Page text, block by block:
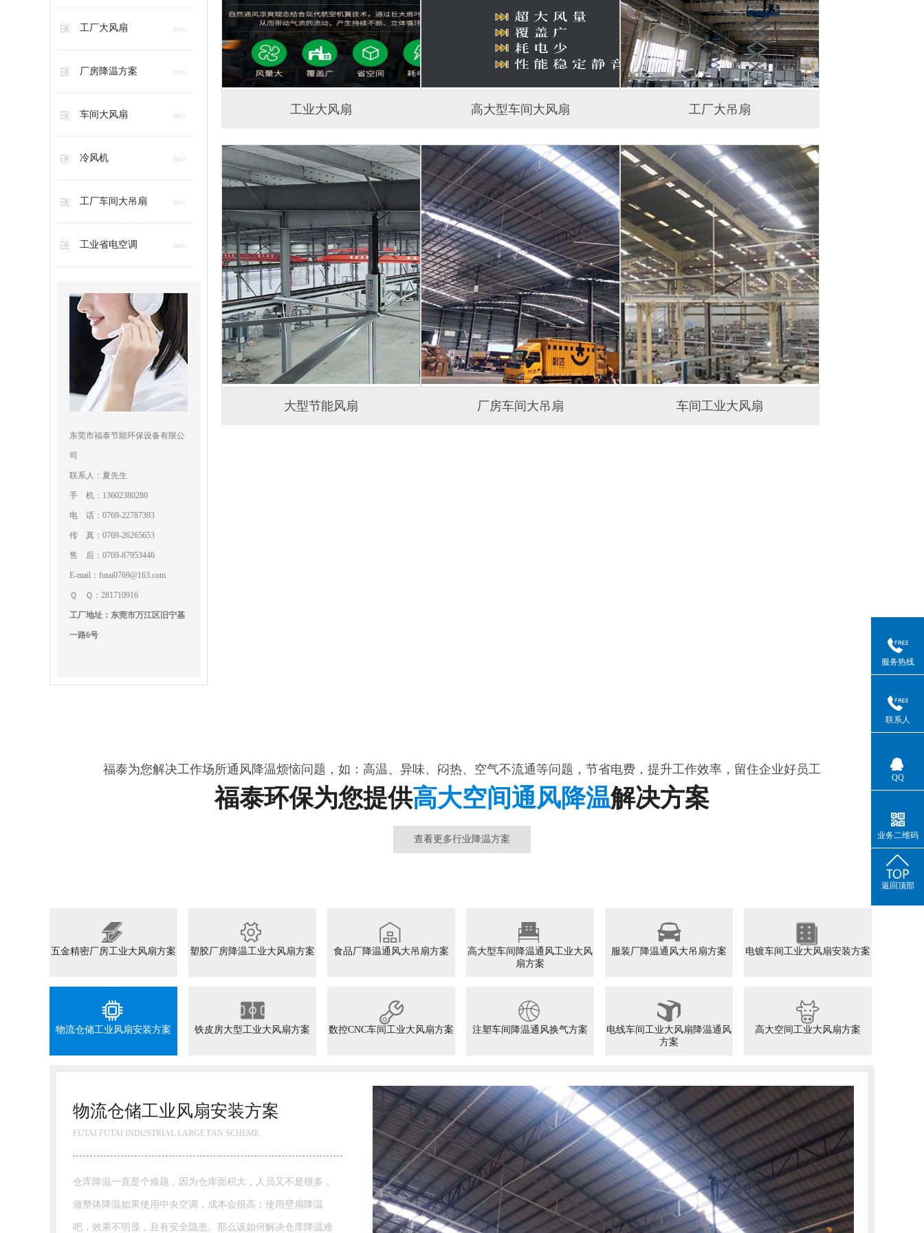
工厂大风扇
厂房降温方案
车间大风扇
冷风机
工厂车间大吊扇
工业省电空调
东莞市福泰节能环保设备有限公
司
联系人：夏先生
手 机：13602380280
电 话：0769-22787393
传 真：0769-26265653
售 后：0769-87953446
E-mail：futai0769@163.com
Ｑ Ｑ：281710916
工厂地址：东莞市万江区旧宁基
一路6号
工业大风扇 高大型车间大风扇 工厂大吊扇
大型节能风扇 厂房车间大吊扇 车间工业大风扇
福泰为您解决工作场所通风降温烦恼问题，如：高温、异味、闷热、空气不流通等问题，节省电费，提升工作效率，留住企业好员工
福泰环保为您提供高大空间通风降温解决方案
查看更多行业降温方案
五金精密厂房工业大风扇方案 塑胶厂房降温工业大风扇方案 食品厂降温通风大吊扇方案
高大型车间降温通风工业大风
扇方案
服装厂降温通风大吊扇方案 电镀车间工业大风扇安装方案
物流仓储工业风扇安装方案 铁皮房大型工业大风扇方案 数控CNC车间工业大风扇方案 注塑车间降温通风换气方案
电线车间工业大风扇降温通风
方案
高大空间工业大风扇方案
物流仓储工业风扇安装方案
FUTAI FUTAI INDUSTRIAL LARGE FAN SCHEME
仓库降温一直是个难题，因为仓库面积大，人员又不是很多，
做整体降温如果使用中央空调，成本会很高；使用壁扇降温
吧，效果不明显，且有安全隐患。那么该如何解决仓库降温难
服务热线
联系人
QQ
业务二维码
返回顶部